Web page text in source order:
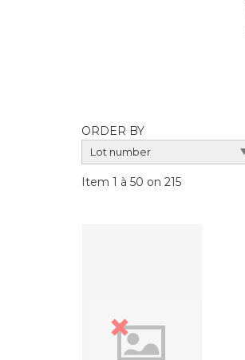
ORDER BY
Item 1 à 50 on 215